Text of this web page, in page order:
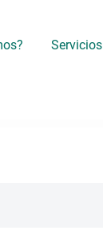
Servicios